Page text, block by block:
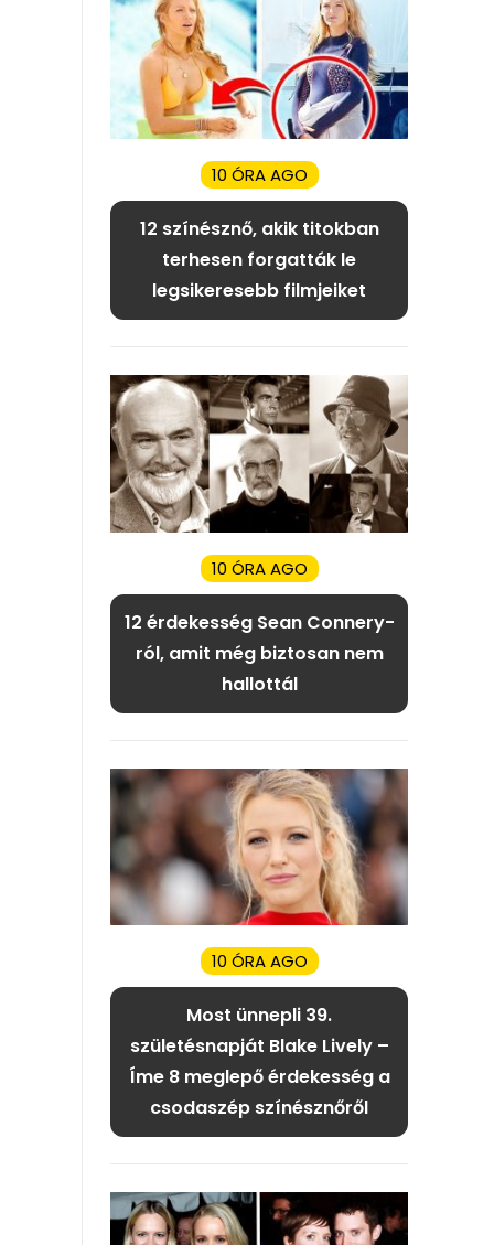
10 ÓRA AGO
12 színésznő, akik titokban
terhesen forgatták le
legsikeresebb filmjeiket
10 ÓRA AGO
12 érdekesség Sean Connery-
ról, amit még biztosan nem
hallottál
10 ÓRA AGO
Most ünnepli 39.
születésnapját Blake Lively –
Íme 8 meglepő érdekesség a
csodaszép színésznőről